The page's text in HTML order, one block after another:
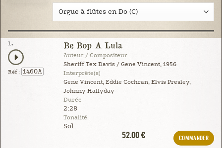
1.
Réf : 1460A
Be Bop A Lula
Auteur / Compositeur
Sheriff Tex Davis / Gene Vincent, 1956
Interprète(s)
Gene Vincent, Eddie Cochran, Elvis Presley,
Johnny Hallyday
Durée
2:28
Tonalité
Sol
52.00 €
COMMANDER